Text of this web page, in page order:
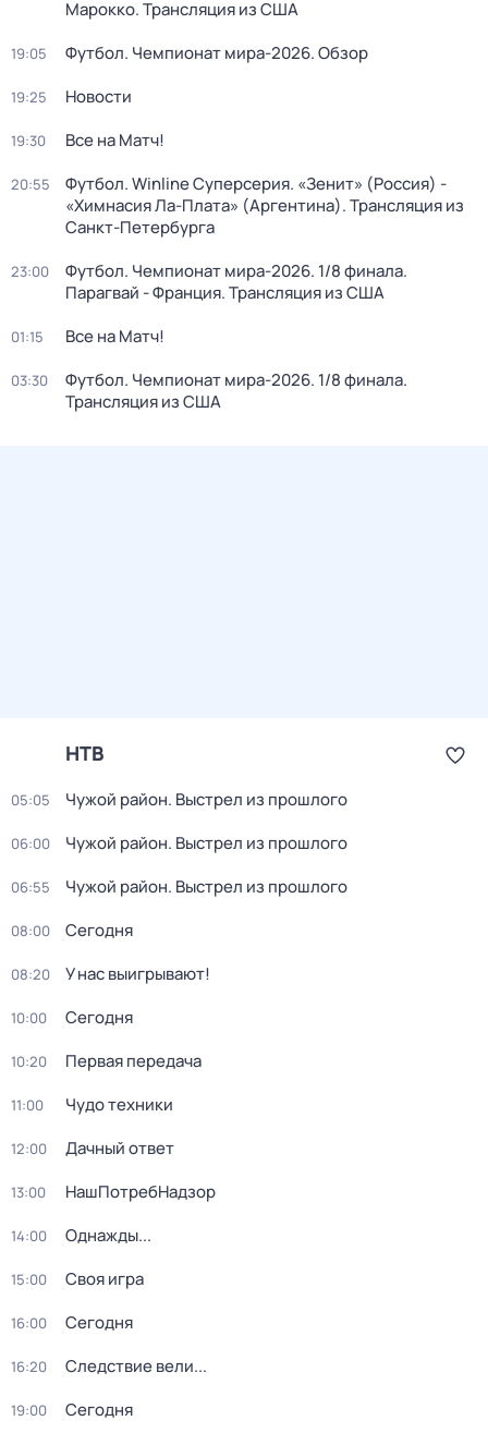
Марокко. Трансляция из США
19:05 Футбол. Чемпионат мира-2026. Обзор
19:25 Новости
19:30 Все на Матч!
20:55
Футбол. Winline Суперсерия. «Зенит» (Россия) -
«Химнасия Ла-Плата» (Аргентина). Трансляция из
Санкт-Петербурга
23:00
Футбол. Чемпионат мира-2026. 1/8 финала.
Парагвай - Франция. Трансляция из США
01:15 Все на Матч!
03:30
Футбол. Чемпионат мира-2026. 1/8 финала.
Трансляция из США
НТВ
05:05 Чужой район. Выстрел из прошлого
06:00 Чужой район. Выстрел из прошлого
06:55 Чужой район. Выстрел из прошлого
08:00 Сегодня
08:20 У нас выигрывают!
10:00 Сегодня
10:20 Первая передача
11:00 Чудо техники
12:00 Дачный ответ
13:00 НашПотребНадзор
14:00 Однажды...
15:00 Своя игра
16:00 Сегодня
16:20 Следствие вели...
19:00 Сегодня